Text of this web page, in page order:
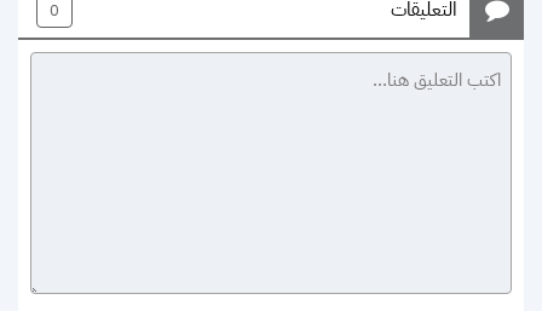
التعليقات 0